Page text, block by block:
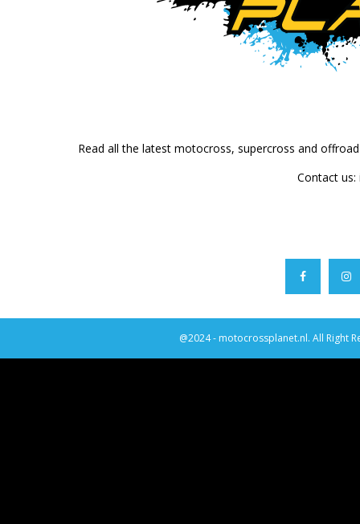
Read all the latest motocross, supercross and
Contact us:
@2024 - motocrossplanet.nl. All Right